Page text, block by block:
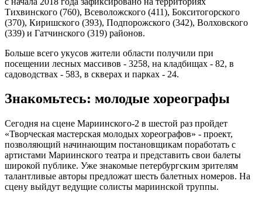
Тихвинского (760), Всеволожского (411), Бокситогорского
(370), Киришского (393), Подпорожского (342), Волховского
(339) и Гатчинского (319) районов.
Больше всего укусов жители области получили при
посещении лесных массивов - 3258, на кладбищах - 82, в
садоводствах - 583, в скверах и парках - 24.
Знакомьтесь: молодые хореографы
Сегодня на сцене Мариинского-2 в шестой раз пройдет
«Творческая мастерская молодых хореографов» - проект,
позволяющий начинающим постановщикам поработать с
артистами Мариинского театра и представить свои балеты
широкой публике. Уже знакомые петербургским зрителям
талантливые авторы предложат шесть балетных номеров. На
сцену выйдут ведущие солисты мариинской труппы.